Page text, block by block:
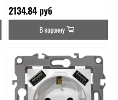
2134.84 руб
В корзину